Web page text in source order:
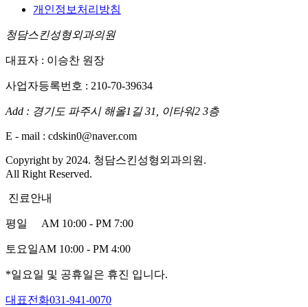
개인정보처리방침
청담스킨성형외과의원
대표자 : 이승찬 원장
사업자등록번호 : 210-70-39634
Add : 경기도 파주시 해올1길 31, 이타워2 3층
E - mail : cdskin0@naver.com
Copyright by 2024. 청담스킨성형외과의원.
All Right Reserved.
진료안내
평일 AM 10:00 - PM 7:00
토요일AM 10:00 - PM 4:00
*일요일 및 공휴일은 휴진 입니다.
대표전화031-941-0070